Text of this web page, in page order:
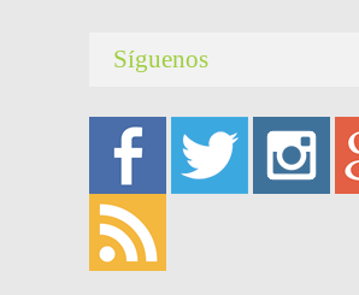
Síguenos